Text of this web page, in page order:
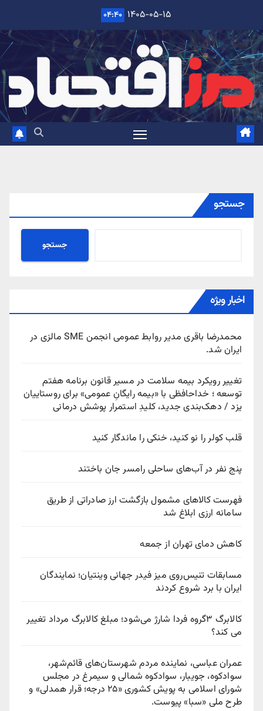
content
۱۴۰۵-۰۵-۱۵ ۰۴:۴۰
جستجو
جستجو
اخبار ویژه
محمدرضا باقری مدیر روابط عمومی انجمن SME مالزی در
ایران شد.
تغییر رویکرد بیمه سلامت در مسیر قانون برنامه هفتم
توسعه ؛ خداحافظی با «بیمه رایگانِ عمومی» برای روستاییان
یزد / دهک‌بندی جدید، کلیدِ استمرار پوشش درمانی
قلب کولر را نو کنید، خنکی را ماندگار کنید
پنج نفر در آب‌های ساحلی رامسر جان باختند
فهرست کالاهای مشمول بازگشت ارز صادراتی از طریق
سامانه ارزی ابلاغ شد
کاهش دمای تهران از جمعه
مسابقات تنیس‌روی میز فیدر جهانی وینتیان؛ نمایندگان
ایران با برد شروع کردند
کالابرگ ۳گروه فردا شارژ می‌شود؛ مبلغ کالابرگ مرداد تغییر
می کند؟
عمران عباسی، نماینده مردم شهرستان‌های قائم‌شهر،
سوادكوه، جویبار، سوادكوه شمالی و سیمرغ در مجلس
شورای اسلامی به پویش كشوری «۲۵ درجه؛ قرار همدلی» و
طرح ملی «سبا» پیوست.